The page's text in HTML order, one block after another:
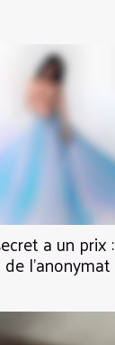
a un prix